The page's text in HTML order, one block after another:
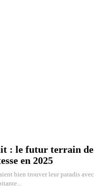
: le futur terrain de
en 2025
bien trouver leur paradis avec